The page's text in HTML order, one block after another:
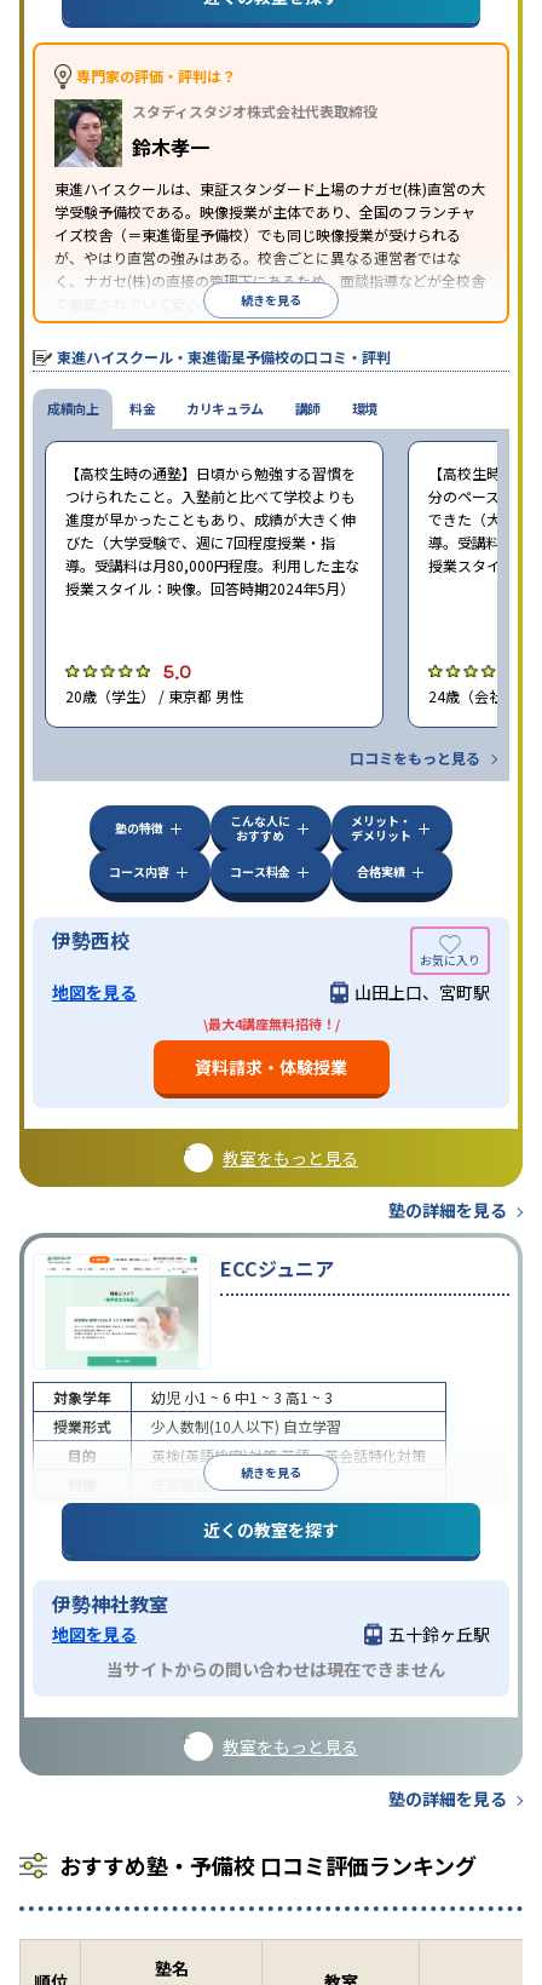
習のみの受講可
※2024年6月調査。大学受験塾・予備校のアンケート調査方法を参照
専門家の評価・評判は？
スタディスタジオ株式会社代表取締役
鈴木孝一
東進ハイスクールは、東証スタンダード上場のナガセ(株)直営の大
学受験予備校である。映像授業が主体であり、全国のフランチャ
イズ校舎（＝東進衛星予備校）でも同じ映像授業が受けられる
が、やはり直営の強みはある。校舎ごとに異なる運営者ではな
く、ナガセ(株)の直接の管理下にあるため、面談指導などが全校舎
で徹底されていて安心できる。
東進衛星予備校は、運営会社により指導方針や校舎のルールが異
なる。体験授業では、授業のみで判断するのではなく、担当者や
校舎雰囲気、校舎での合格実績などを確認すると良いだろう。
続きを見る
東進ハイスクール・東進衛星予備校の口コミ・評判
成績向上
【高校生時の通塾】日頃から勉強する習慣を
つけられたこと。入塾前と比べて学校よりも
進度が早かったこともあり、成績が大きく伸
びた（大学受験で、週に7回程度授業・指
導。受講料は月80,000円程度。利用した主な
授業スタイル：映像。回答時期2024年5月）
5.0
20歳（学生） / 東京都 男性
【高校生時の通
分のペースで進
できた（大学受
導。受講料は月
授業スタイル：
24歳（会社員<
口コミをもっと見る
料金 カリキュラム 講師 環境
塾の特徴
こんな人に
おすすめ
メリット・
デメリット
コース内容
コース料金 合格実績
伊勢西校
地図を見る 山田上口、宮町駅
\最大4講座無料招待！/
資料請求・体験授業
教室をもっと見る
塾の詳細を見る
ECCジュニア
続きを見る
対象学年 幼児 小1 ~ 6 中1 ~ 3 高1 ~ 3
授業形式
少人数制(10人以下) 自立学習
目的
英検(英語検定)対策英語・英会話特化対策
季節講習のみの受講可
近くの教室を探す
伊勢神社教室
地図を見る
五十鈴ヶ丘駅
当サイトからの問い合わせは現在できません
教室をもっと見る
塾の詳細を見る
おすすめ塾・予備校 口コミ評価ランキング
塾名